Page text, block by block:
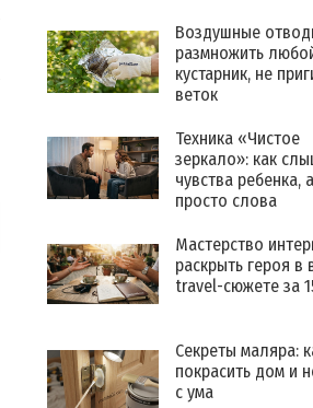
Воздушные
размножить
кустарник, не
веток
Техника «Чистое
зеркало»: как
чувства ребенка,
просто слова
Мастерство
раскрыть героя в
travel-сюжете за
Секреты маляра:
покрасить дом и
с ума